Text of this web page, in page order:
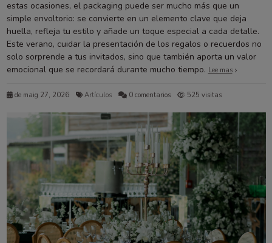
estas ocasiones, el packaging puede ser mucho más que un
simple envoltorio: se convierte en un elemento clave que deja
huella, refleja tu estilo y añade un toque especial a cada detalle.
Este verano, cuidar la presentación de los regalos o recuerdos no
solo sorprende a tus invitados, sino que también aporta un valor
emocional que se recordará durante mucho tiempo. Lee mas
de maig 27, 2026 Artículos 0 comentarios 525 visitas